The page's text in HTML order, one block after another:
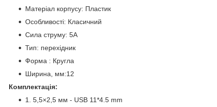
Матеріал корпусу: Пластик
Особливості: Класичний
Сила струму: 5А
Тип: перехідник
Форма : Кругла
Ширина, мм:12
Комплектація:
1. 5,5×2,5 мм - USB 11*4.5 mm